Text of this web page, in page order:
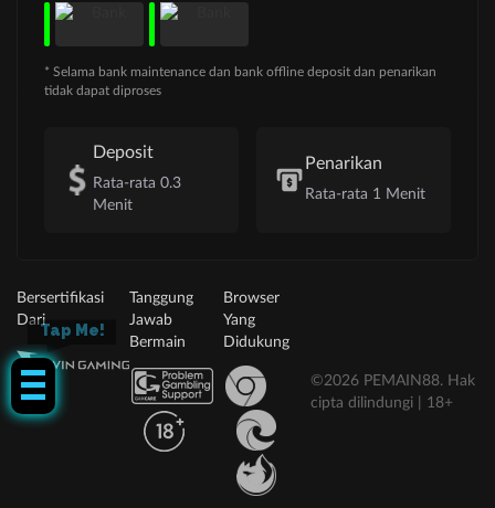
Tap Me!
* Selama bank maintenance dan bank offline deposit dan penarikan
tidak dapat diproses
Deposit
Rata-rata 0.3
Menit
Penarikan
Rata-rata 1 Menit
Bersertifikasi
Dari
Tanggung
Jawab
Bermain
Browser
Yang
Didukung
©2026 PEMAIN88. Hak
cipta dilindungi | 18+